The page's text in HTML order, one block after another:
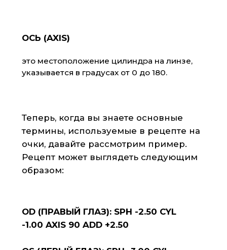
наличие астигматизма. Ось указана
вертикально. Добавка для правого
глаза равна +2.50, что указывает на
Сфера для левого глаза равна -3.00,
что также указывает на близорукость.
Цилиндр равен -0.50, что указывает на
меньшую степень астигматизма, чем у
что указывает на то, что цилиндр
расположен горизонтально. Добавка
Теперь, когда вы знаете, как
расшифровать рецепт на очки, вы
можете легко подобрать линзы,
потребностям. Обратитесь в нашу